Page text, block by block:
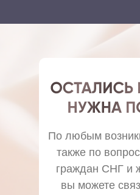
По любым
также по
граждан СНГ и
вы можете